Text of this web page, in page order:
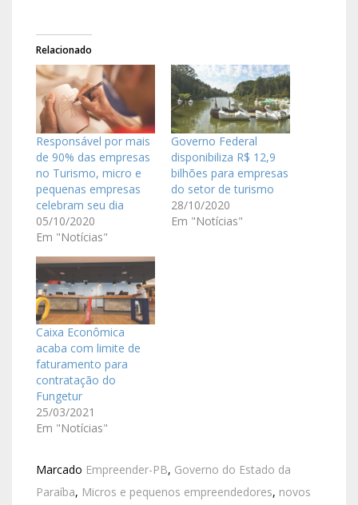
Relacionado
Responsável por mais
de 90% das empresas
no Turismo, micro e
pequenas empresas
celebram seu dia
05/10/2020
Em "Notícias"
Governo Federal
disponibiliza R$ 12,9
bilhões para empresas
do setor de turismo
28/10/2020
Em "Notícias"
Caixa Econômica
acaba com limite de
faturamento para
contratação do
Fungetur
25/03/2021
Em "Notícias"
Marcado Empreender-PB, Governo do Estado da
Paraíba, Micros e pequenos empreendedores, novos